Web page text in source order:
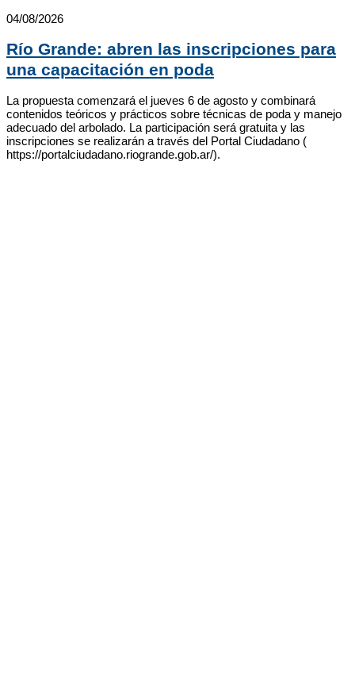
04/08/2026
Río Grande: abren las inscripciones para
una capacitación en poda
La propuesta comenzará el jueves 6 de agosto y combinará
contenidos teóricos y prácticos sobre técnicas de poda y manejo
adecuado del arbolado. La participación será gratuita y las
inscripciones se realizarán a través del Portal Ciudadano (
https://portalciudadano.riogrande.gob.ar/).